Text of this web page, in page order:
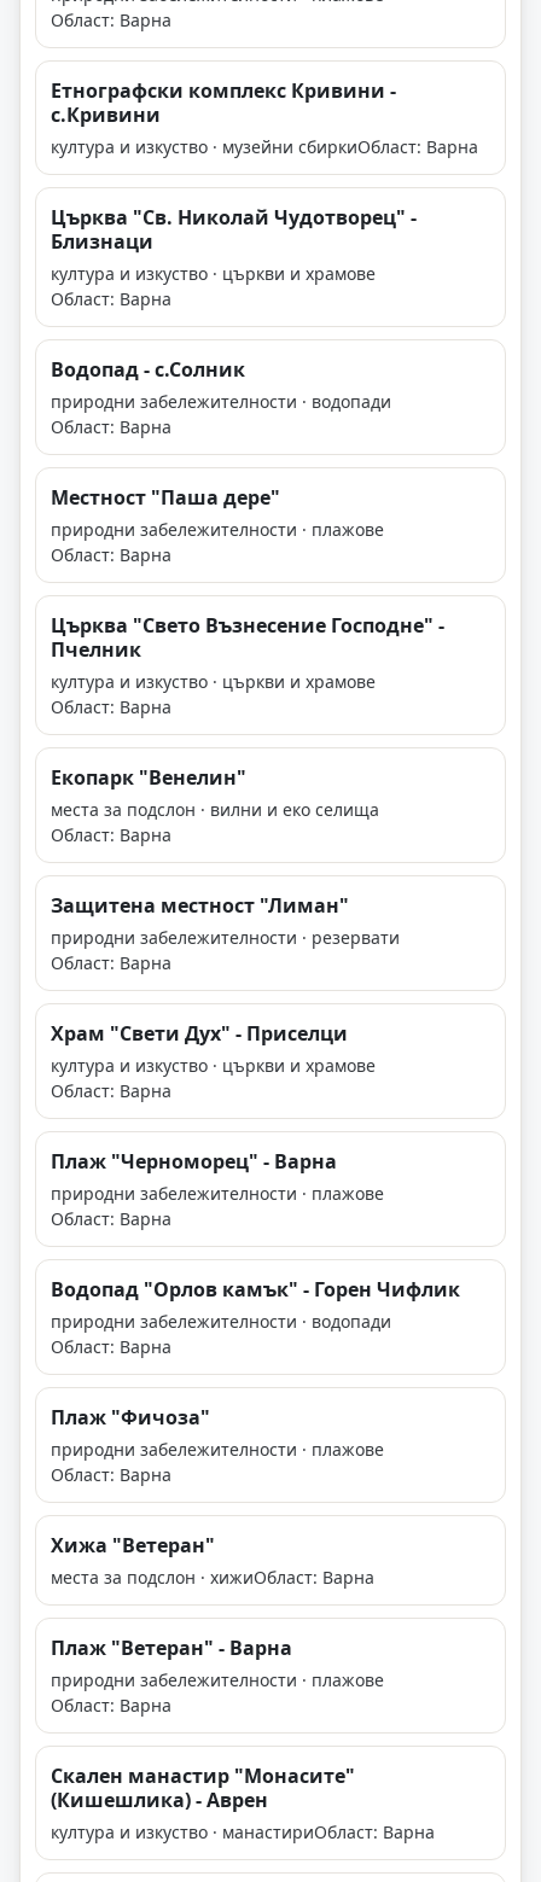
Област: Варна
Етнографски комплекс Кривини -
с.Кривини
култура и изкуство · музейни сбиркиОбласт: Варна
Църква "Св. Николай Чудотворец" -
Близнаци
култура и изкуство · църкви и храмове
Област: Варна
Водопад - с.Солник
природни забележителности · водопади
Област: Варна
Местност "Паша дере"
природни забележителности · плажове
Област: Варна
Църква "Свето Възнесение Господне" -
Пчелник
култура и изкуство · църкви и храмове
Област: Варна
Екопарк "Венелин"
места за подслон · вилни и еко селища
Област: Варна
Защитена местност "Лиман"
природни забележителности · резервати
Област: Варна
Храм "Свети Дух" - Приселци
култура и изкуство · църкви и храмове
Област: Варна
Плаж "Черноморец" - Варна
природни забележителности · плажове
Област: Варна
Водопад "Орлов камък" - Горен Чифлик
природни забележителности · водопади
Област: Варна
Плаж "Фичоза"
природни забележителности · плажове
Област: Варна
Хижа "Ветеран"
места за подслон · хижиОбласт: Варна
Плаж "Ветеран" - Варна
природни забележителности · плажове
Област: Варна
Скален манастир "Монасите"
(Кишешлика) - Аврен
култура и изкуство · манастириОбласт: Варна